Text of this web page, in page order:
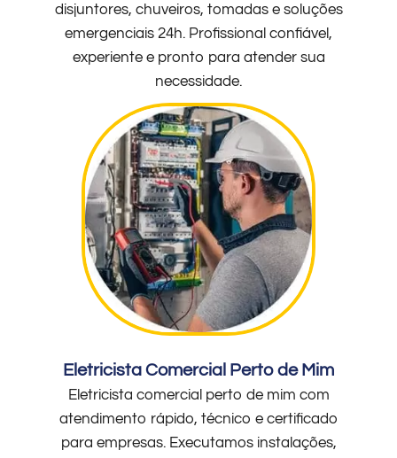
disjuntores, chuveiros, tomadas e soluções
emergenciais 24h. Profissional confiável,
experiente e pronto para atender sua
necessidade.
Eletricista Comercial Perto de Mim
Eletricista comercial perto de mim com
atendimento rápido, técnico e certificado
para empresas. Executamos instalações,